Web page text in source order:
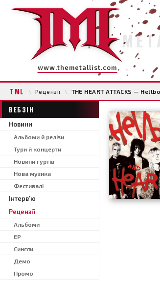
www.themetallist.com
TML \ Рецензії \ THE HEART ATTACKS —
ВЕБЗІН
Новини
Альбоми й релізи
Тури й концерти
Новини гуртів
Нова музика
Фестивалі
Інтерв'ю
Рецензії
Альбоми
EP
Сингли
Демо
Промо